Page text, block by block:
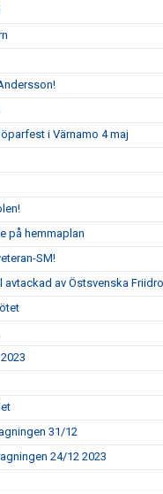
i Värnamo 4 maj
på hemmaplan
SM!
avtackad av Östsvenska
31/12
24/12 2023